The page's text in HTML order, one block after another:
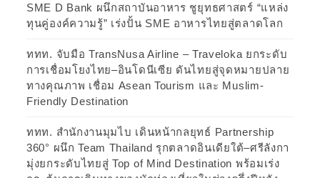
SME D Bank ผนึกสถาบันอาหาร ชูยุทธศาสตร์ “แหล่ง
ทุนคู่องค์ความรู้” เร่งปั้น SME อาหารไทยสู่ตลาดโลก
ททท. จับมือ TransNusa Airline – Traveloka ยกระดับ
การเชื่อมโยงไทย–อินโดนีเซีย ดันไทยสู่จุดหมายปลาย
ทางคุณภาพ เชื่อม Asean Tourism และ Muslim-
Friendly Destination
ททท. สำนักงานมุมไบ เดินหน้ากลยุทธ์ Partnership
360° ผนึก Team Thailand รุกตลาดอินเดียใต้–ศรีลังกา
มุ่งยกระดับไทยสู่ Top of Mind Destination พร้อมเร่ง